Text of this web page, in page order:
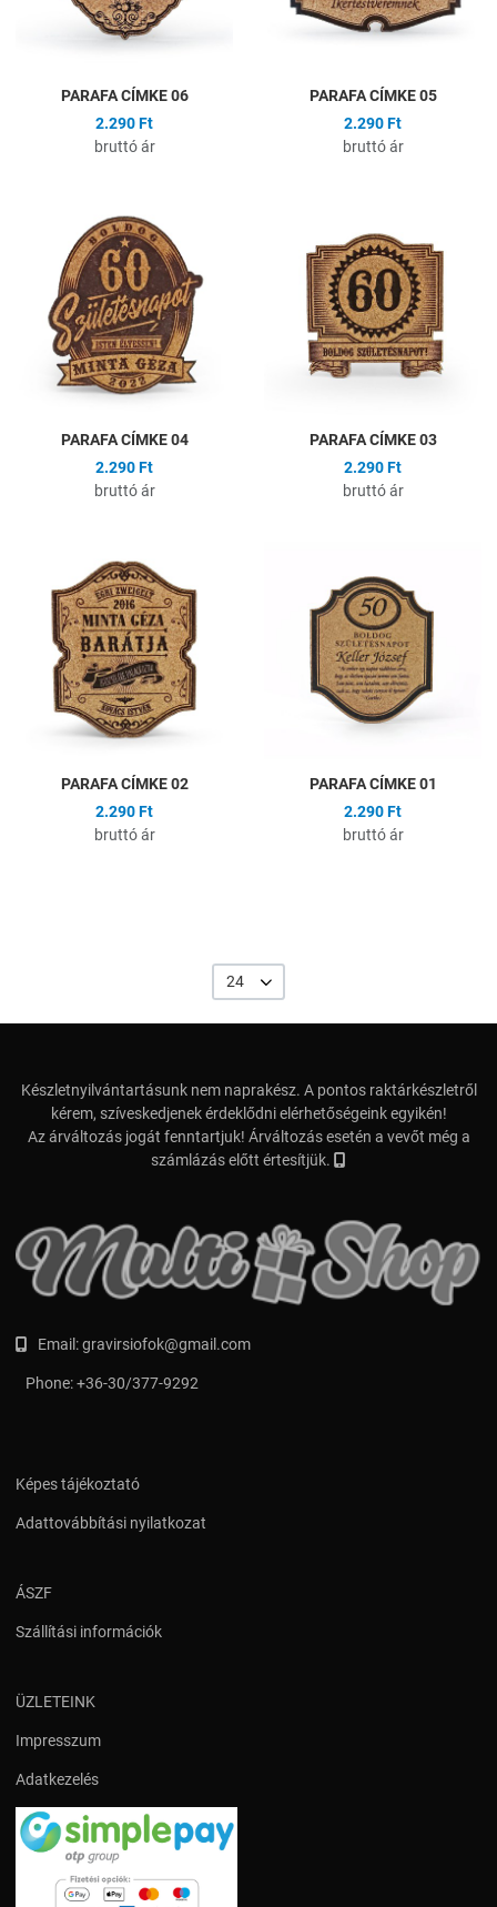
PARAFA CÍMKE 06
2.290 Ft
bruttó ár
PARAFA CÍMKE 05
2.290 Ft
bruttó ár
Összehasonlítás
Gyors nézet
PARAFA CÍMKE 04
2.290 Ft
bruttó ár
PARAFA CÍMKE 03
2.290 Ft
bruttó ár
Összehasonlítás
Gyors nézet
PARAFA CÍMKE 02
2.290 Ft
bruttó ár
PARAFA CÍMKE 01
2.290 Ft
bruttó ár
24
Készletnyilvántartásunk nem naprakész. A pontos raktárkészletről
kérem, szíveskedjenek érdeklődni elérhetőségeink egyikén!
Az árváltozás jogát fenntartjuk! Árváltozás esetén a vevőt még a
számlázás előtt értesítjük.
Email:gravirsiofok@gmail.com
Phone:+36-30/377-9292
Képes tájékoztató
Adattovábbítási nyilatkozat
ÁSZF
Szállítási információk
ÜZLETEINK
Impresszum
Adatkezelés